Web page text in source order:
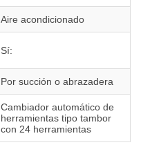
Aire acondicionado
Sí:
Por succión o abrazadera
Cambiador automático de
herramientas tipo tambor
con 24 herramientas